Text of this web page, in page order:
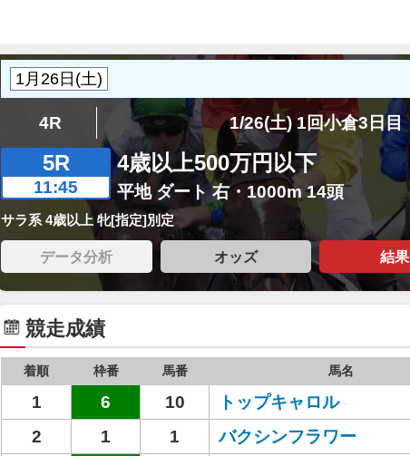
4R 1/26(土) 1回小倉3日目
5R
11:45
4歳以上500万円以下
平地 ダート 右・1000m 14頭
サラ系 4歳以上 牝[指定]別定
データ分析 オッズ 結果
競走成績
着順 枠番 馬番 馬名
1 6 10 トップキャロル
2
1 1 バクシンフラワー